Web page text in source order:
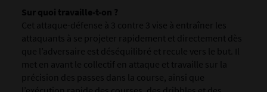
Sur quoi travaille-t-on ?
Cet attaque-défense à 3 contre 3 vise à entraîner les
attaquants à se projeter rapidement et directement dès
que l’adversaire est déséquilibré et recule vers le but. Il
met en avant le collectif en attaque et travaille sur la
précision des passes dans la course, ainsi que